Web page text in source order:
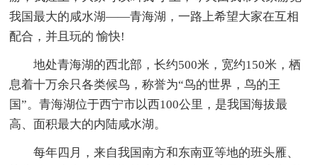
我国最大的咸水湖——青海湖，一路上希望大家在互相
配合，并且玩的 愉快!
地处青海湖的西北部，长约500米，宽约150米，栖
息着十万余只各类候鸟，称誉为“鸟的世界，鸟的王
国”。青海湖位于西宁市以西100公里，是我国海拔最
高、面积最大的内陆咸水湖。
每年四月，来自我国南方和东南亚等地的班头雁、